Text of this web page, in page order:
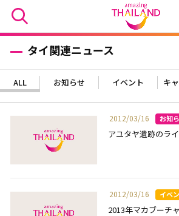
タイ関連ニュース
ALL お知らせ イベント キ
2012/03/16
アユタヤ遺跡のラ
2012/03/16
2013年マカブーチ